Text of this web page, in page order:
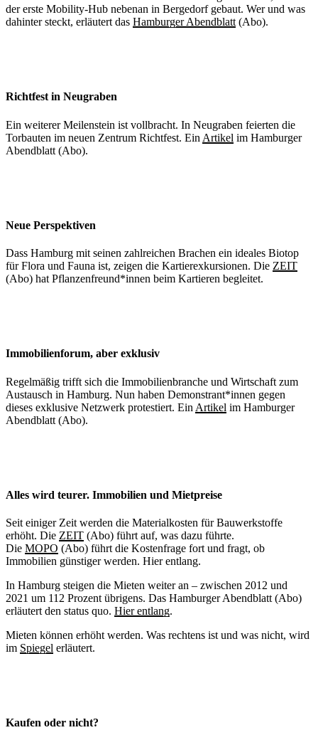
der erste Mobility-Hub nebenan in Bergedorf gebaut. Wer und was
dahinter steckt, erläutert das Hamburger Abendblatt (Abo).
Richtfest in Neugraben
Ein weiterer Meilenstein ist vollbracht. In Neugraben feierten die
Torbauten im neuen Zentrum Richtfest. Ein Artikel im Hamburger
Abendblatt (Abo).
Neue Perspektiven
Dass Hamburg mit seinen zahlreichen Brachen ein ideales Biotop
für Flora und Fauna ist, zeigen die Kartierexkursionen. Die ZEIT
(Abo) hat Pflanzenfreund*innen beim Kartieren begleitet.
Immobilienforum, aber exklusiv
Regelmäßig trifft sich die Immobilienbranche und Wirtschaft zum
Austausch in Hamburg. Nun haben Demonstrant*innen gegen
dieses exklusive Netzwerk protestiert. Ein Artikel im Hamburger
Abendblatt (Abo).
Alles wird teurer. Immobilien und Mietpreise
Seit einiger Zeit werden die Materialkosten für Bauwerkstoffe
erhöht. Die ZEIT (Abo) führt auf, was dazu führte.
Die MOPO (Abo) führt die Kostenfrage fort und fragt, ob
Immobilien günstiger werden. Hier entlang.
In Hamburg steigen die Mieten weiter an – zwischen 2012 und
2021 um 112 Prozent übrigens. Das Hamburger Abendblatt (Abo)
erläutert den status quo. Hier entlang.
Mieten können erhöht werden. Was rechtens ist und was nicht, wird
im Spiegel erläutert.
Kaufen oder nicht?